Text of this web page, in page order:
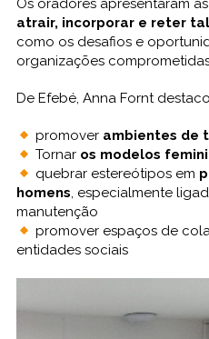
Os oradores apresentaram
atrair, incorporar e reter
como os desafios e
organizações
De Efebé, Anna Fornt
promover ambientes de
Tornar os modelos
quebrar estereótipos em
homens, especialmente
manutenção
promover espaços de
entidades sociais